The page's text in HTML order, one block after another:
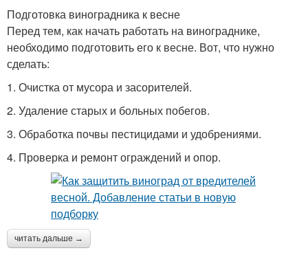
Подготовка виноградника к весне
Перед тем, как начать работать на винограднике,
необходимо подготовить его к весне. Вот, что нужно
сделать:
1. Очистка от мусора и засорителей.
2. Удаление старых и больных побегов.
3. Обработка почвы пестицидами и удобрениями.
4. Проверка и ремонт ограждений и опор.
читать дальше →